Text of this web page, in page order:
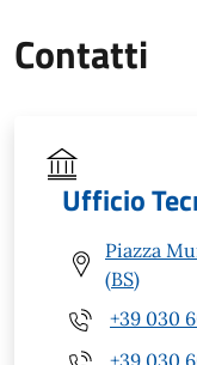
Contatti
Ufficio
Piazza
(BS)
+39 030